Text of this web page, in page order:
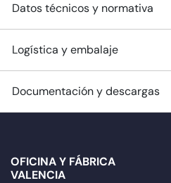
Datos técnicos y normativa
Logística y embalaje
Documentación y descargas
OFICINA Y FÁBRICA
VALENCIA